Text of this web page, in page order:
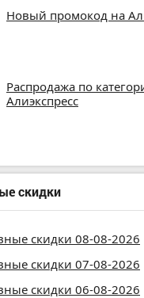
Новый промокод на
Распродажа по
Алиэкспресс
скидки
скидки 08-08-2026
скидки 07-08-2026
скидки 06-08-2026